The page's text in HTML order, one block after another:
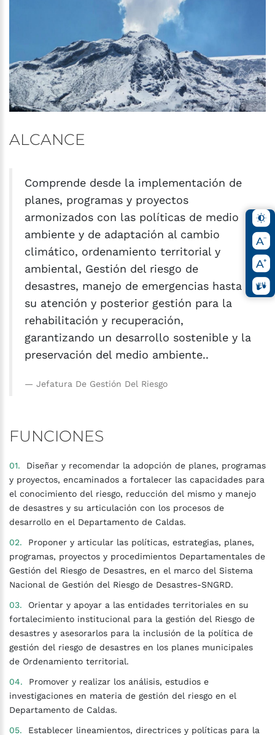
ALCANCE
Comprende desde la implementación de
planes, programas y proyectos
armonizados con las políticas de medio
ambiente y de adaptación al cambio
climático, ordenamiento territorial y
ambiental, Gestión del riesgo de
desastres, manejo de emergencias hasta
su atención y posterior gestión para la
rehabilitación y recuperación,
garantizando un desarrollo sostenible y la
preservación del medio ambiente..
Jefatura De Gestión Del Riesgo
FUNCIONES
Diseñar y recomendar la adopción de planes, programas
y proyectos, encaminados a fortalecer las capacidades para
el conocimiento del riesgo, reducción del mismo y manejo
de desastres y su articulación con los procesos de
desarrollo en el Departamento de Caldas.
Proponer y articular las políticas, estrategias, planes,
programas, proyectos y procedimientos Departamentales de
Gestión del Riesgo de Desastres, en el marco del Sistema
Nacional de Gestión del Riesgo de Desastres-SNGRD.
Orientar y apoyar a las entidades territoriales en su
fortalecimiento institucional para la gestión del Riesgo de
desastres y asesorarlos para la inclusión de la política de
gestión del riesgo de desastres en los planes municipales
de Ordenamiento territorial.
Promover y realizar los análisis, estudios e
investigaciones en materia de gestión del riesgo en el
Departamento de Caldas.
Establecer lineamientos, directrices y políticas para la